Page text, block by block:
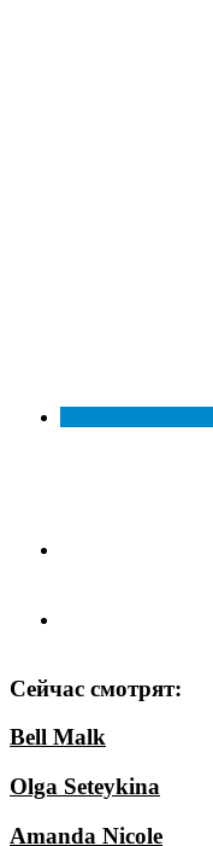
Сейчас смотрят:
Bell Malk
Olga Seteykina
Amanda Nicole